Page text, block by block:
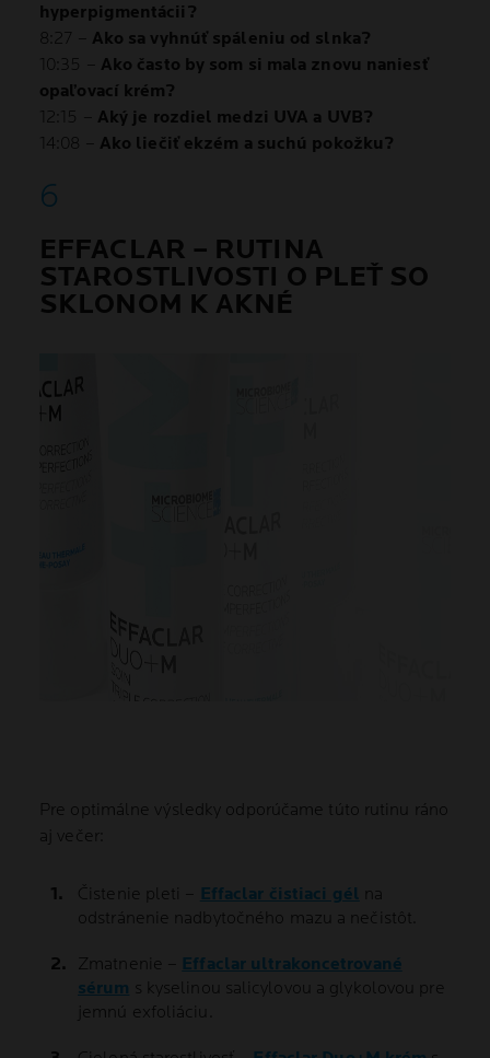
hyperpigmentácii?
8:27 – Ako sa vyhnúť spáleniu od slnka?
10:35 – Ako často by som si mala znovu naniesť
opaľovací krém?
12:15 – Aký je rozdiel medzi UVA a UVB?
14:08 – Ako liečiť ekzém a suchú pokožku?
EFFACLAR – RUTINA
STAROSTLIVOSTI O PLEŤ SO
SKLONOM K AKNÉ
Pre optimálne výsledky odporúčame túto rutinu ráno
aj večer:
Čistenie pleti – Effaclar čistiaci gél na
odstránenie nadbytočného mazu a nečistôt.
Zmatnenie – Effaclar ultrakoncetrované
sérum s kyselinou salicylovou a glykolovou pre
jemnú exfoliáciu.